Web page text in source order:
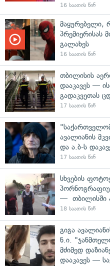
16 საათის წინ
მაყურებელი,
პრემიერისას
გალახეს
16 საათის წინ
თბილისის
დააკავეს —
გადაკვეთას
17 საათის წინ
ავალიანის
და ა.ბ-ს
17 საათის წინ
სხვების
— თბილისში
18 საათის წინ
გიგა
ნ.ი.
მძიმედ
დააკავეს —